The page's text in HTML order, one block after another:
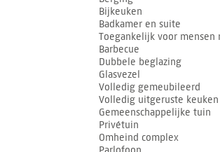
Bijkeuken
Badkamer en suite
Toegankelijk voor
Barbecue
Dubbele beglazing
Glasvezel
Volledig gemeubileerd
Volledig uitgeruste keuken
Gemeenschappelijke tuin
Privétuin
Omheind complex